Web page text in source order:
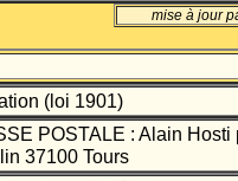
mise à jour
(loi 1901)
POSTALE : Alain Hosti
37100 Tours